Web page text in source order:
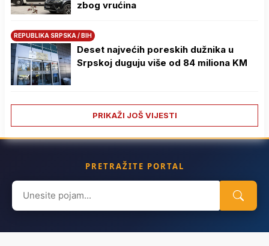
zbog vrućina
REPUBLIKA SRPSKA / BIH
Deset najvećih poreskih dužnika u
Srpskoj duguju više od 84 miliona KM
PRIKAŽI JOŠ VIJESTI
PRETRAŽITE PORTAL
Search
for: